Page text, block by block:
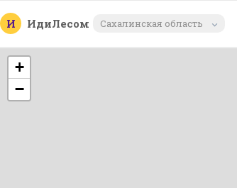
И ИдиЛесом Сахалинская область
+
−